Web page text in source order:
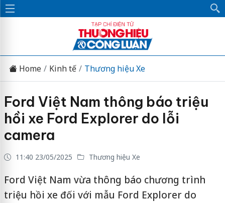
Home Kinh tế Thương hiệu Xe
Ford Việt Nam thông báo triệu
hồi xe Ford Explorer do lỗi
camera
11:40 23/05/2025 Thương hiệu Xe
Ford Việt Nam vừa thông báo chương trình
triệu hồi xe đối với mẫu Ford Explorer do